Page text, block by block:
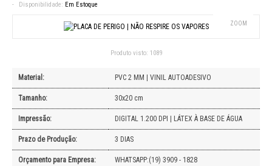
Disponibilidade: Em Estoque
ZOOM
Produto visto: 1089
Material: PVC 2 MM | VINIL AUTOADESIVO
Tamanho: 30x20 cm
Impressão: DIGITAL 1.200 DPI | LÁTEX À BASE DE ÁGUA
Prazo de Produção: 3 DIAS
Orçamento para Empresa: WHATSAPP:(19) 3909 - 1828